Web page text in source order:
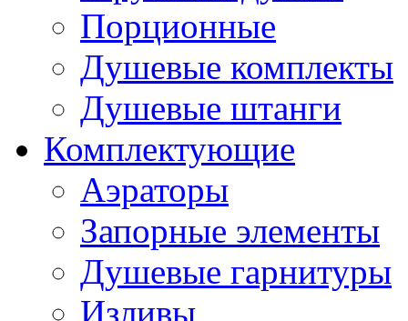
Порционные
Душевые комплекты
Душевые штанги
Комплектующие
Аэраторы
Запорные элементы
Душевые гарнитуры
Изливы